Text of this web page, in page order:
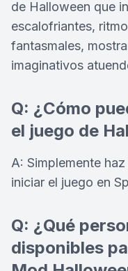
de Halloween que
escalofriantes,
fantasmales,
imaginativos
Q: ¿Cómo
el juego de
A: Simplemente
iniciar el juego en
Q: ¿Qué
disponibles